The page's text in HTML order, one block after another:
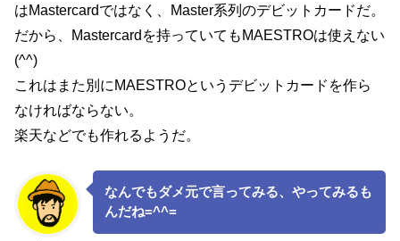
はMastercardではなく、Master系列のデビットカードだ。
だから、Mastercardを持っていてもMAESTROは使えない
(^^)
これはまた別にMAESTROというデビットカードを作ら
なければならない。
楽天などでも作れるようだ。
なんでもダメ元で言ってみる、やってみるも
んだね=^^=